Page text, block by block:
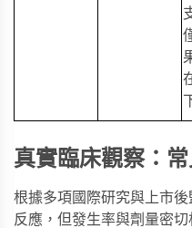
真實臨床觀察：
根據多項國際研究與上市
反應，但發生率與劑量密切